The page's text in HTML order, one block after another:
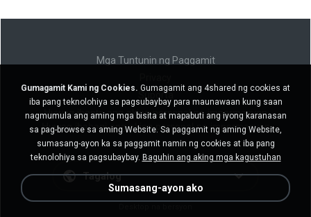
Mga Tuntunin ng Paggamit
Suporta
Huwag ibenta ang aking personal na impormasyon
Huwag ibahagi ang aking personal na impormasyon
Tagalog
Gumagamit Kami ng Cookies. Gumagamit ang 4shared ng cookies at
iba pang teknolohiya sa pagsubaybay para maunawaan kung saan
nagmumula ang aming mga bisita at mapabuti ang iyong karanasan
sa pag-browse sa aming Website. Sa paggamit ng aming Website,
sumasang-ayon ka sa paggamit namin ng cookies at iba pang
teknolohiya sa pagsubaybay. Baguhin ang aking mga kagustuhan
Sumasang-ayon ako